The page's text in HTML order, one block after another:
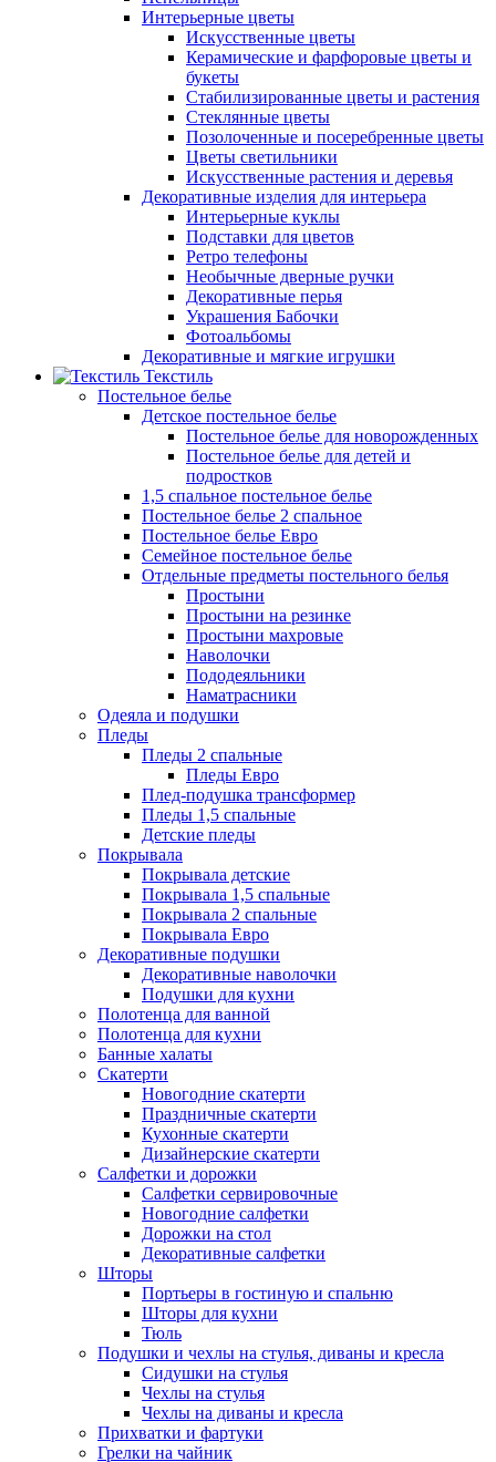
Интерьерные цветы
Искусственные цветы
Керамические и фарфоровые цветы и
букеты
Стабилизированные цветы и растения
Стеклянные цветы
Позолоченные и посеребренные цветы
Цветы светильники
Искусственные растения и деревья
Декоративные изделия для интерьера
Интерьерные куклы
Подставки для цветов
Ретро телефоны
Необычные дверные ручки
Декоративные перья
Украшения Бабочки
Фотоальбомы
Декоративные и мягкие игрушки
Текстиль
Постельное белье
Детское постельное белье
Постельное белье для новорожденных
Постельное белье для детей и
подростков
1,5 спальное постельное белье
Постельное белье 2 спальное
Постельное белье Евро
Семейное постельное белье
Отдельные предметы постельного белья
Простыни
Простыни на резинке
Простыни махровые
Наволочки
Пододеяльники
Наматрасники
Одеяла и подушки
Пледы
Пледы 2 спальные
Пледы Евро
Плед-подушка трансформер
Пледы 1,5 спальные
Детские пледы
Покрывала
Покрывала детские
Покрывала 1,5 спальные
Покрывала 2 спальные
Покрывала Евро
Декоративные подушки
Декоративные наволочки
Подушки для кухни
Полотенца для ванной
Полотенца для кухни
Банные халаты
Скатерти
Новогодние скатерти
Праздничные скатерти
Кухонные скатерти
Дизайнерские скатерти
Салфетки и дорожки
Салфетки сервировочные
Новогодние салфетки
Дорожки на стол
Декоративные салфетки
Шторы
Портьеры в гостиную и спальню
Шторы для кухни
Тюль
Подушки и чехлы на стулья, диваны и кресла
Сидушки на стулья
Чехлы на стулья
Чехлы на диваны и кресла
Прихватки и фартуки
Грелки на чайник